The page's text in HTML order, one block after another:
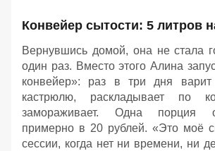
Конвейер сытости: 5 литров
Вернувшись домой, она не стала
один раз. Вместо этого Алина
конвейер»: раз в три дня варит
кастрюлю, раскладывает по
замораживает. Одна порция
примерно в 20 рублей. «Это моё
сессии, когда нет ни времени, ни